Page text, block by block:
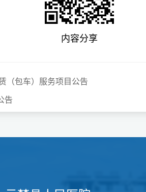
内容分享
（包车）服务项目公告
告